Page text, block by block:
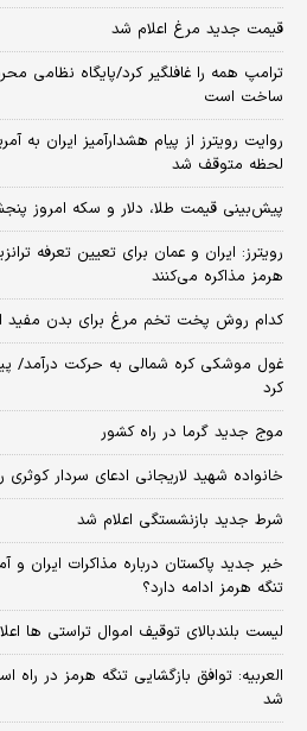
قیمت جدید مرغ اعلام شد
ترامپ همه را غافلگیر کرد/پایگاه نظامی
ساخت است
روایت رویترز از پیام هشدارآمیز ایران به
لحظه متوقف شد
پیش‌بینی قیمت طلا، دلار و سکه امروز پنجشنبه ۱۵ مرداد
هرمز مذاکره می‌کنند
کدام روش پخت تخم مرغ برای بدن مفید
غول موشکی کره شمالی به حرکت درآمد/
کرد
موج جدید گرما در راه کشور
خانواده شهید لاریجانی ادعای سردار
شرط جدید بازنشستگی اعلام شد
خبر جدید پاکستان درباره مذاکرات ایران و
تنگه هرمز ادامه دارد؟
لیست بلندبالای توقیف اموال تراستی ها
شد